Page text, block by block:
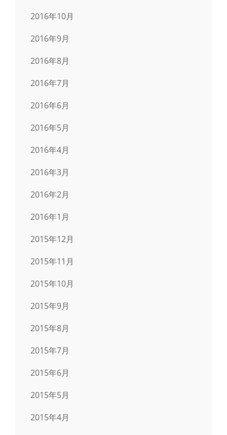
2016年10月
2016年9月
2016年8月
2016年7月
2016年6月
2016年5月
2016年4月
2016年3月
2016年2月
2016年1月
2015年12月
2015年11月
2015年10月
2015年9月
2015年8月
2015年7月
2015年6月
2015年5月
2015年4月